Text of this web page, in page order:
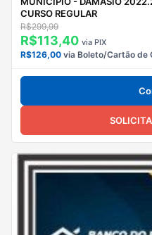
CURSO REGULAR
R$299,99
R$113,40 via PIX
R$126,00 via Boleto/Cartão de